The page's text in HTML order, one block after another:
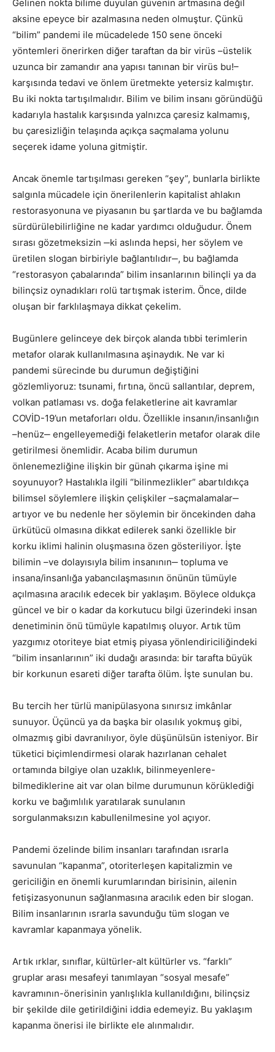
Gelinen nokta bilime duyulan güvenin artmasına değil
aksine epeyce bir azalmasına neden olmuştur. Çünkü
“bilim” pandemi ile mücadelede 150 sene önceki
yöntemleri önerirken diğer taraftan da bir virüs –üstelik
uzunca bir zamandır ana yapısı tanınan bir virüs bu!–
karşısında tedavi ve önlem üretmekte yetersiz kalmıştır.
Bu iki nokta tartışılmalıdır. Bilim ve bilim insanı göründüğü
kadarıyla hastalık karşısında yalnızca çaresiz kalmamış,
bu çaresizliğin telaşında açıkça saçmalama yolunu
seçerek idame yoluna gitmiştir.
Ancak önemle tartışılması gereken “şey”, bunlarla birlikte
salgınla mücadele için önerilenlerin kapitalist ahlakın
restorasyonuna ve piyasanın bu şartlarda ve bu bağlamda
sürdürülebilirliğine ne kadar yardımcı olduğudur. Önem
sırası gözetmeksizin ‒ki aslında hepsi, her söylem ve
üretilen slogan birbiriyle bağlantılıdır‒, bu bağlamda
“restorasyon çabalarında” bilim insanlarının bilinçli ya da
bilinçsiz oynadıkları rolü tartışmak isterim. Önce, dilde
oluşan bir farklılaşmaya dikkat çekelim.
Bugünlere gelinceye dek birçok alanda tıbbi terimlerin
metafor olarak kullanılmasına aşinaydık. Ne var ki
pandemi sürecinde bu durumun değiştiğini
gözlemliyoruz: tsunami, fırtına, öncü sallantılar, deprem,
volkan patlaması vs. doğa felaketlerine ait kavramlar
COVİD-19’un metaforları oldu. Özellikle insanın/insanlığın
–henüz‒ engelleyemediği felaketlerin metafor olarak dile
getirilmesi önemlidir. Acaba bilim durumun
önlenemezliğine ilişkin bir günah çıkarma işine mi
soyunuyor? Hastalıkla ilgili “bilinmezlikler” abartıldıkça
bilimsel söylemlere ilişkin çelişkiler –saçmalamalar‒
artıyor ve bu nedenle her söylemin bir öncekinden daha
ürkütücü olmasına dikkat edilerek sanki özellikle bir
korku iklimi halinin oluşmasına özen gösteriliyor. İşte
bilimin –ve dolayısıyla bilim insanının‒ topluma ve
insana/insanlığa yabancılaşmasının önünün tümüyle
açılmasına aracılık edecek bir yaklaşım. Böylece oldukça
güncel ve bir o kadar da korkutucu bilgi üzerindeki insan
denetiminin önü tümüyle kapatılmış oluyor. Artık tüm
yazgımız otoriteye biat etmiş piyasa yönlendiriciliğindeki
“bilim insanlarının” iki dudağı arasında: bir tarafta büyük
bir korkunun esareti diğer tarafta ölüm. İşte sunulan bu.
Bu tercih her türlü manipülasyona sınırsız imkânlar
sunuyor. Üçüncü ya da başka bir olasılık yokmuş gibi,
olmazmış gibi davranılıyor, öyle düşünülsün isteniyor. Bir
tüketici biçimlendirmesi olarak hazırlanan cehalet
ortamında bilgiye olan uzaklık, bilinmeyenlere-
bilmediklerine ait var olan bilme durumunun körüklediği
korku ve bağımlılık yaratılarak sunulanın
sorgulanmaksızın kabullenilmesine yol açıyor.
Pandemi özelinde bilim insanları tarafından ısrarla
savunulan “kapanma”, otoriterleşen kapitalizmin ve
gericiliğin en önemli kurumlarından birisinin, ailenin
fetişizasyonunun sağlanmasına aracılık eden bir slogan.
Bilim insanlarının ısrarla savunduğu tüm slogan ve
kavramlar kapanmaya yönelik.
Artık ırklar, sınıflar, kültürler-alt kültürler vs. “farklı”
gruplar arası mesafeyi tanımlayan “sosyal mesafe”
kavramının-önerisinin yanlışlıkla kullanıldığını, bilinçsiz
bir şekilde dile getirildiğini iddia edemeyiz. Bu yaklaşım
kapanma önerisi ile birlikte ele alınmalıdır.